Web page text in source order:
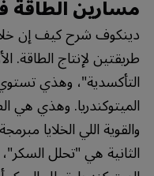
مسارين الطاقة
دينكوف شرح كيف إن
طريقتين لإنتاج الطاقة.
التأكسدية"، وهذي
الميتوكندريا. وهذي هي
والقوية اللي الخلايا
الثانية هي "تحلل